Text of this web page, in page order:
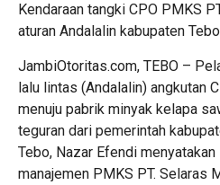
Kendaraan tangki CPO PMKS
aturan Andalalin kabupaten
JambiOtoritas.com, TEBO –
lalu lintas (Andalalin) angkutan
menuju pabrik minyak kelapa
teguran dari pemerintah
Tebo, Nazar Efendi
manajemen PMKS PT. Selaras